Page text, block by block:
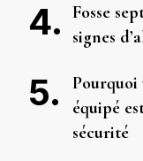
Fosse
signes
Pourquoi
équipé
sécurité